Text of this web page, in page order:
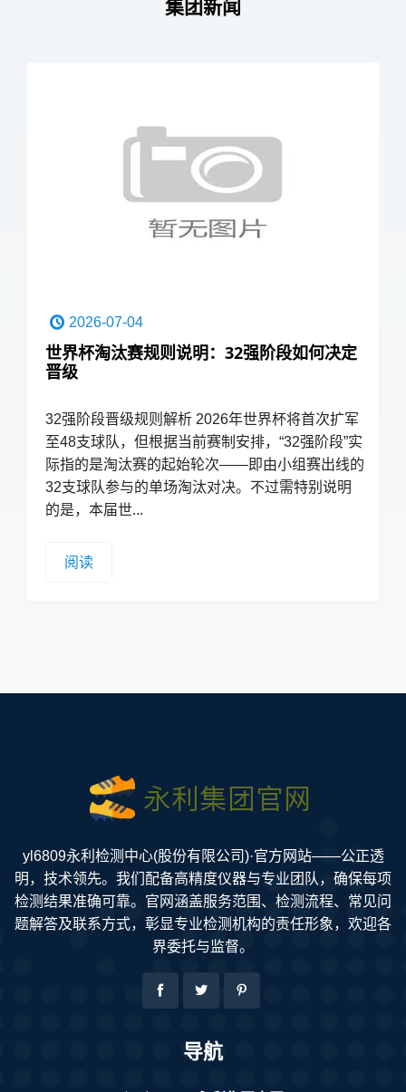
集团新闻
2026-07-04
世界杯淘汰赛规则说明：32强阶段如何决定
晋级
32强阶段晋级规则解析 2026年世界杯将首次扩军
至48支球队，但根据当前赛制安排，“32强阶段”实
际指的是淘汰赛的起始轮次——即由小组赛出线的
32支球队参与的单场淘汰对决。不过需特别说明
的是，本届世...
阅读
yl6809永利检测中心(股份有限公司)·官方网站——公正透
明，技术领先。我们配备高精度仪器与专业团队，确保每项
检测结果准确可靠。官网涵盖服务范围、检测流程、常见问
题解答及联系方式，彰显专业检测机构的责任形象，欢迎各
界委托与监督。
导航